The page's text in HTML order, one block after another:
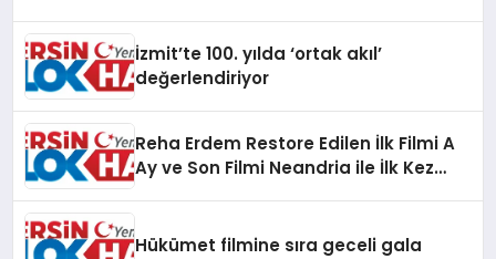
İzmit’te 100. yılda ‘ortak akıl’
değerlendiriyor
Reha Erdem Restore Edilen İlk Filmi A
Ay ve Son Filmi Neandria ile İlk Kez
Hükümet filmine sıra geceli gala